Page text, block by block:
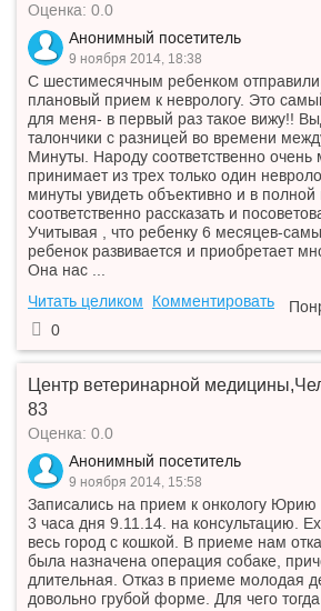
Оценка: 0.0
Анонимный посетитель
9 ноября 2014, 18:38
С шестимесячным ребенком отправили
плановый прием к неврологу. Это
для меня- в первый раз такое вижу!!
талончики с разницей во времени
Минуты. Народу соответственно очень
принимает из трех только один
минуты увидеть объективно и в
соответственно рассказать и
Учитывая , что ребенку 6 месяцев-
ребенок развивается и приобретает
Она нас ...
Читать целиком
Комментировать
0
Центр ветеринарной
83
Оценка: 0.0
Анонимный посетитель
9 ноября 2014, 15:58
Записались на прием к онкологу
3 часа дня 9.11.14. на консультацию.
весь город с кошкой. В приеме нам
была назначена операция собаке,
длительная. Отказ в приеме молодая
довольно грубой форме. Для чего